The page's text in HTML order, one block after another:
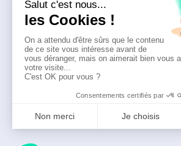
Qui sommes-nous ?
Que proposons-nous ?